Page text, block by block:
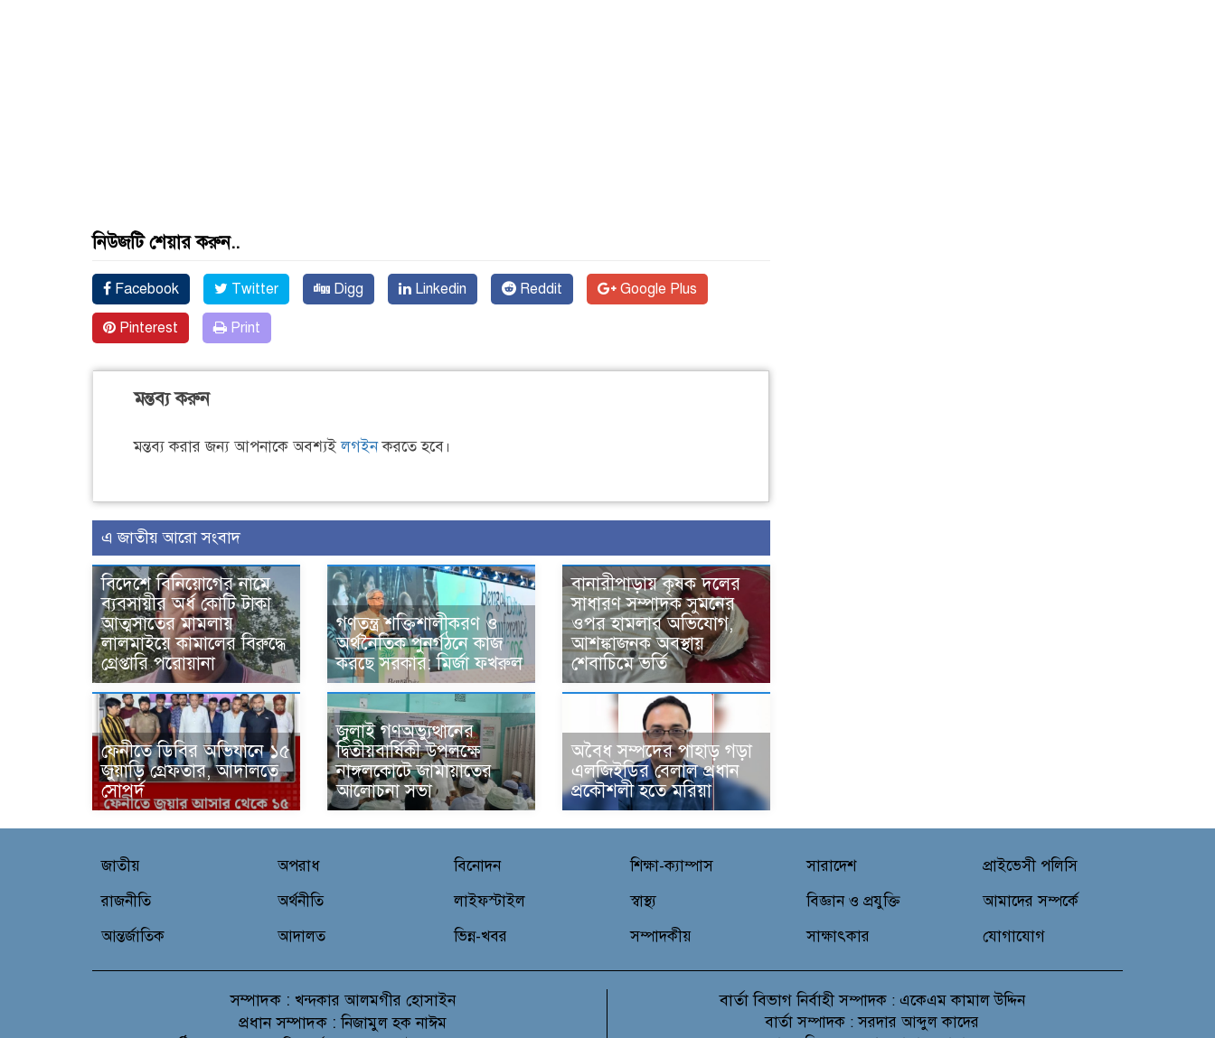
নিউজটি শেয়ার করুন..
Facebook Twitter Digg Linkedin Reddit Google Plus
Pinterest Print
মন্তব্য করুন
মন্তব্য করার জন্য আপনাকে অবশ্যইলগইনকরতে হবে।
এ জাতীয় আরো সংবাদ
বিদেশে বিনিয়োগের নামে
ব্যবসায়ীর অর্ধ কোটি টাকা
আত্মসাতের মামলায়
লালমাইয়ে কামালের বিরুদ্ধে
গ্রেপ্তারি পরোয়ানা
গণতন্ত্র শক্তিশালীকরণ ও
অর্থনৈতিক পুনর্গঠনে কাজ
করছে সরকার: মির্জা ফখরুল
বানারীপাড়ায় কৃষক দলের
সাধারণ সম্পাদক সুমনের
ওপর হামলার অভিযোগ,
আশঙ্কাজনক অবস্থায়
শেবাচিমে ভর্তি
ফেনীতে ডিবির অভিযানে ১৫
জুয়াড়ি গ্রেফতার, আদালতে
সোপর্দ
জুলাই গণঅভ্যুত্থানের
দ্বিতীয়বার্ষিকী উপলক্ষে
নাঙ্গলকোটে জামায়াতের
আলোচনা সভা
‎অবৈধ সম্পদের পাহাড় গড়া
এলজিইডির বেলাল প্রধান
প্রকৌশলী হতে মরিয়া
জাতীয়
রাজনীতি
আন্তর্জাতিক
অপরাধ
অর্থনীতি
আদালত
বিনোদন
লাইফস্টাইল
ভিন্ন-খবর
শিক্ষা-ক্যাম্পাস
স্বাস্থ্য
সম্পাদকীয়
সারাদেশ
বিজ্ঞান ও প্রযুক্তি
সাক্ষাৎকার
প্রাইভেসী পলিসি
আমাদের সম্পর্কে
যোগাযোগ
সম্পাদক : খন্দকার আলমগীর হোসাইন
প্রধান সম্পাদক : নিজামুল হক নাঈম
বার্তা বিভাগনির্বাহী সম্পাদক : একেএম কামাল উদ্দিন
বার্তা সম্পাদক : সরদার আব্দুল কাদের